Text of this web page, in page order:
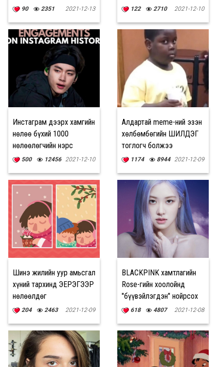
90 2351 2021-12-13 122 2710 2021-12-10
Инстаграм дээрх хамгийн
нөлөө бүхий 1000
нөлөөлөгчийн нэрс
тодорлоо
500 12456 2021-12-10
Алдартай meme-ний эзэн
хөлбөмбөгийн ШИЛДЭГ
тоглогч болжээ
1174 8944 2021-12-09
Шинэ жилийн уур амьсгал
хүний тархинд ЭЕРЭГЭЭР
нөлөөлдөг
204 2463 2021-12-09
BLACKPINK хамтлагийн
Rose-гийн хоолойнд
"бүүвэйлэгдэн" нойрсох
боломжтой болжээ
618 4807 2021-12-08